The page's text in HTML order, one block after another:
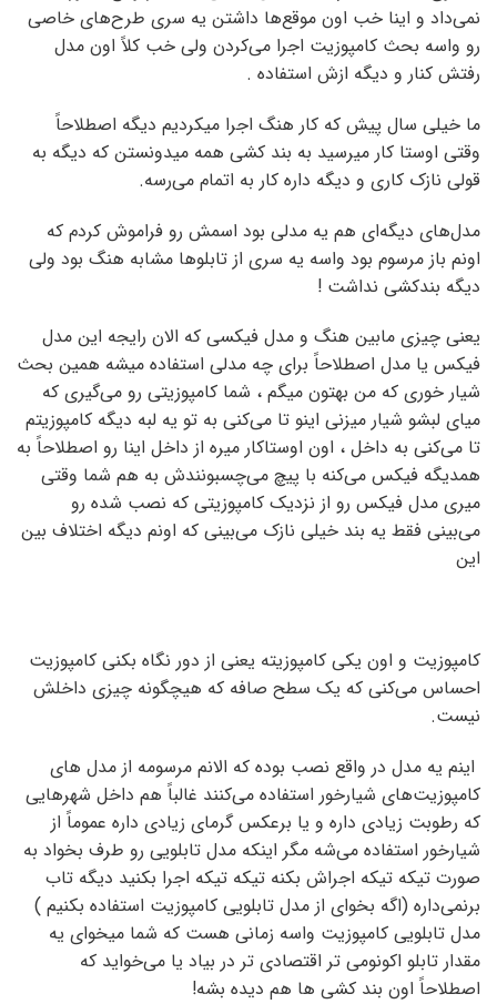
نمی‌داد و اینا خب اون موقع‌ها داشتن یه سری طرح‌های خاصی
رو واسه بحث کامپوزیت اجرا می‌کردن ولی خب کلاً اون مدل
رفتش کنار و دیگه ازش استفاده .
ما خیلی سال پیش که کار هنگ اجرا میکردیم دیگه اصطلاحاً
وقتی اوستا کار میرسید به بند کشی همه میدونستن که دیگه به
قولی نازک کاری و دیگه داره کار به اتمام می‌رسه.
مدل‌های دیگه‌ای هم یه مدلی بود اسمش رو فراموش کردم که
اونم باز مرسوم بود واسه یه سری از تابلوها مشابه هنگ بود ولی
دیگه بندکشی نداشت !
یعنی چیزی مابین هنگ و مدل فیکسی که الان رایجه این مدل
فیکس یا مدل اصطلاحاً برای چه مدلی استفاده میشه همین بحث
شیار خوری که من بهتون میگم ، شما کامپوزیتی رو می‌گیری که
میای لبشو شیار میزنی اینو تا می‌کنی به تو یه لبه دیگه کامپوزیتم
تا می‌کنی به داخل ، اون اوستاکار میره از داخل اینا رو اصطلاحاً به
همدیگه فیکس می‌کنه با پیچ می‌چسبونندش به هم شما وقتی
میری مدل فیکس رو از نزدیک کامپوزیتی که نصب شده رو
می‌بینی فقط یه بند خیلی نازک می‌بینی که اونم دیگه اختلاف بین
این
کامپوزیت و اون یکی کامپوزیته یعنی از دور نگاه بکنی کامپوزیت
احساس می‌کنی که یک سطح صافه که هیچگونه چیزی داخلش
نیست.
اینم یه مدل در واقع نصب بوده که الانم مرسومه از مدل های
کامپوزیت‌های شیارخور استفاده می‌کنند غالباً هم داخل شهرهایی
که رطوبت زیادی داره و یا برعکس گرمای زیادی داره عموماً از
شیارخور استفاده می‌شه مگر اینکه مدل تابلویی رو طرف بخواد به
صورت تیکه تیکه اجراش بکنه تیکه تیکه اجرا بکنید دیگه تاب
برنمی‌داره (اگه بخوای از مدل تابلویی کامپوزیت استفاده بکنیم )
مدل تابلویی کامپوزیت واسه زمانی هست که شما میخوای یه
مقدار تابلو اکونومی ‌تر اقتصادی تر در بیاد یا می‌خواید که
اصطلاحاً اون بند کشی ها هم دیده بشه!